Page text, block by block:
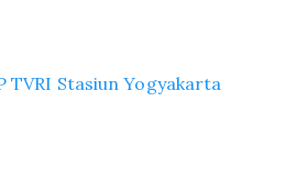
TVRI Stasiun Yogyakarta